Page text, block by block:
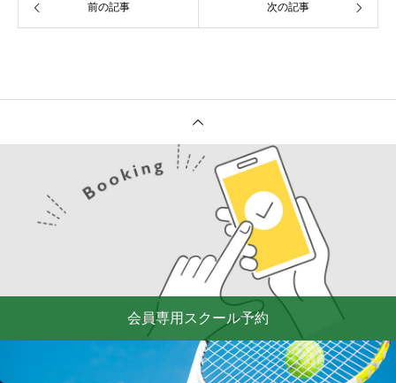
前の記事 次の記事
会員専用スクール予約